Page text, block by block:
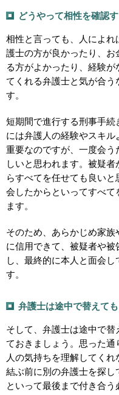
どうやって相性を確認す
相性と言っても、人によ
護士の方が良かったり、
る方がよかったり、経験
てくれる弁護士と気が合
す。
短期間で進行する刑事手続
には弁護人の経験やスキ
重要なのですが、一度会
しいと思われます。被疑
らすべてを任せても良い
会したからといってすべ
ます。
そのため、あらかじめ家
に信用できて、被疑者や
し、最終的に本人と面会
す。
弁護士は途中で替えて
そして、弁護士は途中で替
ておきましょう。思った
人の気持ちを理解してく
結ぶ前に別の弁護士を探
といって最後まで付き合う